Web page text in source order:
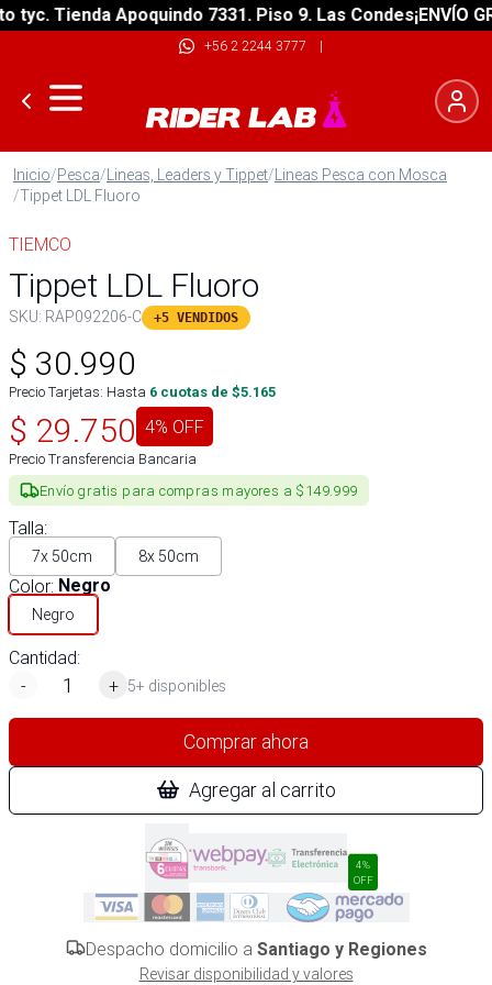
Tienda Apoquindo 7331. Piso 9. Las Condes¡ENVÍO
+56 2 2244 3777 |
Inicio/Pesca/Lineas, Leaders y Tippet/Lineas Pesca con Mosca
/Tippet LDL Fluoro
TIEMCO
Tippet LDL Fluoro
SKU: RAP092206-C +5 VENDIDOS
$ 30.990
Precio Tarjetas: Hasta 6 cuotas de $5.165
$ 29.750 4% OFF
Precio Transferencia Bancaria
Envío gratis para compras mayores a $149.999
Talla:
7x 50cm 8x 50cm
Color: Negro
Negro
Cantidad:
-
+ 5+ disponibles
Comprar ahora
Agregar al carrito
4%
OFF
Despacho domicilio a Santiago y Regiones
Revisar disponibilidad y valores